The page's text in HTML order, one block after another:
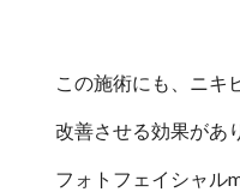
この施術にも、ニキ
改善させる効果があ
フォトフェイシャル